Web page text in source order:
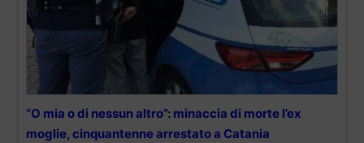
“O mia o di nessun altro”: minaccia di morte l’ex
moglie, cinquantenne arrestato a Catania